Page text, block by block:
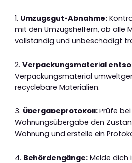
1. Umzugsgut-Abnahme:
mit den Umzugshelfern, ob alle
vollständig und unbeschädigt
2. Verpackungsmaterial
Verpackungsmaterial
recyclebare Materialien.
3. Übergabeprotokoll: Prüfe
Wohnungsübergabe den
Wohnung und erstelle ein
4. Behördengänge: Melde dich